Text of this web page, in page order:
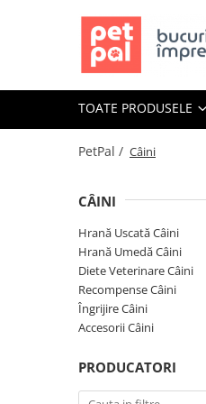
Toate Produsele
Câine Junior
Câine Senior
Câine Junior
Câine Adult
Diete Veterinare Câini
Recompense Câini
TOATE PRODUSELE
PetPal / Câini
CÂINI
Hrană Uscată Câini
Hrană Umedă Câini
Diete Veterinare Câini
Recompense Câini
Îngrijire Câini
Accesorii Câini
PRODUCATORI